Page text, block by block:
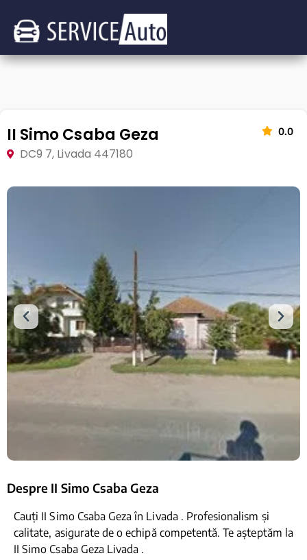
II Simo Csaba Geza 0.0
DC9 7, Livada 447180
Despre II Simo Csaba Geza
Cauți II Simo Csaba Geza în Livada . Profesionalism și
calitate, asigurate de o echipă competentă. Te așteptăm la
II Simo Csaba Geza Livada .